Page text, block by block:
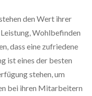
den Wert ihrer
Wohlbefinden
dass eine zufriedene
ist eines der besten
stehen, um
bei ihren Mitarbeitern